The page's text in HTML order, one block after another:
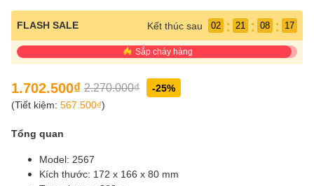
FLASH SALE Kết thúc sau 02 : 21 : 08 : 17
Sắp cháy hàng
1.702.500₫ 2.270.000₫
-25%
(Tiết kiệm: 567.500₫)
Tổng quan
Model: 2567
Kích thước: 172 x 166 x 80 mm